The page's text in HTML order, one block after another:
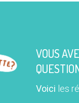
VOUS
Voici les